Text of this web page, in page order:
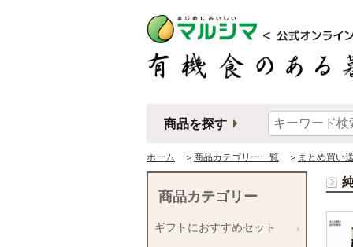
商品を探す
ホーム ＞ 商品カテゴリー一覧 ＞ まとめ買い
商品カテゴリー
ギフトにおすすめセット